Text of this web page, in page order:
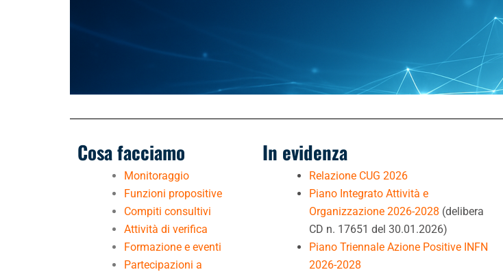
Cosa facciamo
Monitoraggio
Funzioni propositive
Compiti consultivi
Attività di verifica
Formazione e eventi
Partecipazioni a
In evidenza
Relazione CUG 2026
Piano Integrato Attività e
Organizzazione 2026-2028(delibera
CD n. 17651 del 30.01.2026)
Piano Triennale Azione Positive INFN
2026-2028